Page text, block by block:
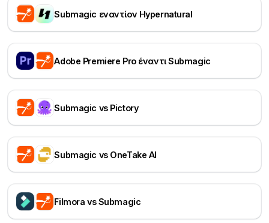
Submagic εναντίον Hypernatural
Adobe Premiere Pro έναντι Submagic
Submagic vs Pictory
Submagic vs OneTake AI
Filmora vs Submagic